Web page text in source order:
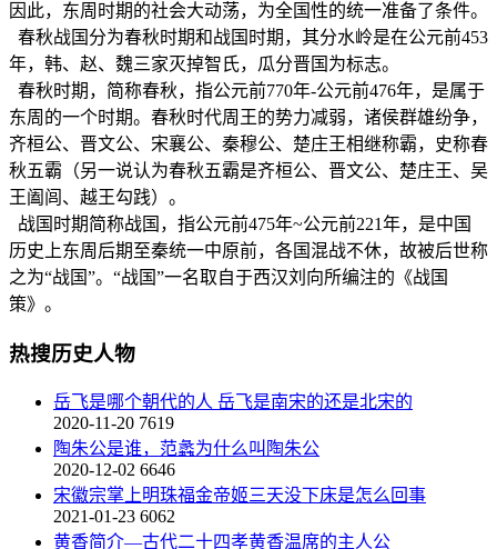
因此，东周时期的社会大动荡，为全国性的统一准备了条件。
春秋战国分为春秋时期和战国时期，其分水岭是在公元前453
年，韩、赵、魏三家灭掉智氏，瓜分晋国为标志。
春秋时期，简称春秋，指公元前770年-公元前476年，是属于
东周的一个时期。春秋时代周王的势力减弱，诸侯群雄纷争，
齐桓公、晋文公、宋襄公、秦穆公、楚庄王相继称霸，史称春
秋五霸（另一说认为春秋五霸是齐桓公、晋文公、楚庄王、吴
王阖闾、越王勾践）。
战国时期简称战国，指公元前475年~公元前221年，是中国
历史上东周后期至秦统一中原前，各国混战不休，故被后世称
之为“战国”。“战国”一名取自于西汉刘向所编注的《战国
策》。
热搜历史人物
岳飞是哪个朝代的人 岳飞是南宋的还是北宋的
2020-11-20 7619
陶朱公是谁，范蠡为什么叫陶朱公
2020-12-02 6646
宋徽宗掌上明珠福金帝姬三天没下床是怎么回事
2021-01-23 6062
黄香简介—古代二十四孝黄香温席的主人公